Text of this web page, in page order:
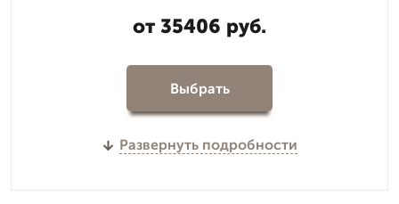
от 35406 руб.
Выбрать
Развернуть подробности